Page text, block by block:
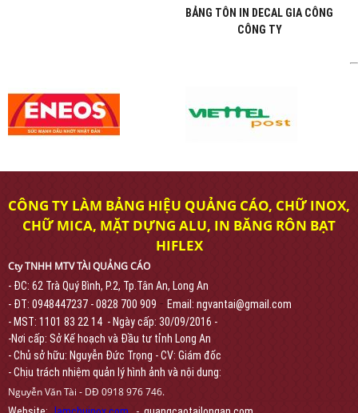
BẢNG TÔN IN DECAL GIA CÔNG
CÔNG TY
CÔNG TY LÀM BẢNG HIỆU QUẢNG CÁO, CHỮ INOX,
CHỮ MICA, MẶT DỰNG ALU, IN BĂNG RÔN BẠT
HIFLEX
Cty TNHH MTV TÀI QUẢNG CÁO
- ĐC: 62 Trà Quý Bình, P.2, Tp.Tân An, Long An
- ĐT: 0948447237 - 0828 700 909 - Email: ngvantai@gmail.com
- MST: 1101 83 22 14 - Ngày cấp: 30/09/2016 -
-Nơi cấp: Sở Kế hoạch và Đầu tư tỉnh Long An
- Chủ sở hữu: Nguyễn Đức Trọng - CV: Giám đốc
- Chịu trách nhiệm quản lý hình ảnh và nội dung:
Nguyễn Văn Tài - DĐ 0918 976 746.